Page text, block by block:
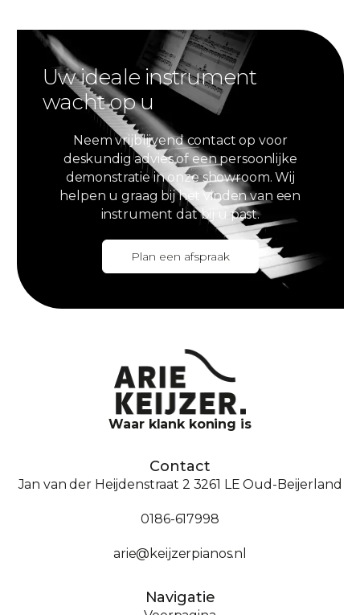
Uw ideale instrument
wacht op u
Neem vrijblijvend contact op voor
deskundig advies of een persoonlijke
demonstratie in onze showroom. Wij
helpen u graag bij het vinden van een
instrument dat bij u past.
Plan een afspraak
Waar klank koning is
Contact
Jan van der Heijdenstraat 2 3261 LE Oud-Beijerland
0186-617998
arie@keijzerpianos.nl
Navigatie